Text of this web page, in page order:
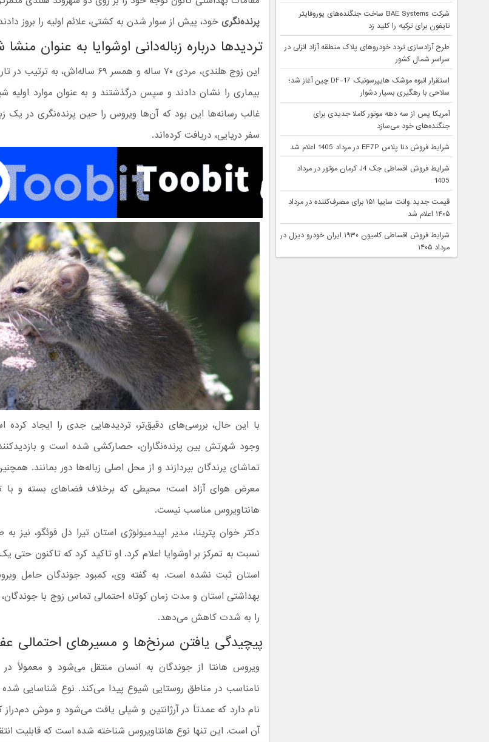
پرنده‌نگری خود، پیش از سوار شدن به کشتی، علائم اولیه را بروز
تردیدها درباره زباله‌دانی اوشوایا به عنوان
بیماری را نشان دادند و سپس درگذشتند و به عنوان موارد اولیه
غالب رسانه‌ها این بود که آن‌ها ویروس را حین پرنده‌نگری در یک
سفر دریایی، دریافت کرده‌اند.
با این حال، بررسی‌های دقیق‌تر، تردیدهایی جدی را ایجاد کرده
وجود شهرتش بین پرنده‌نگاران، حصارکشی شده است و
تماشای پرندگان بپردازند و از محل اصلی زباله‌ها دور بمانند.
معرض هوای آزاد است؛ محیطی که برخلاف فضاهای بسته و با
هانتاویروس مناسب نیست.
دکتر خوان پترینا، مدیر اپیدمیولوژی استان تیرا دل فوئگو، نیز
نسبت به تمرکز بر اوشوایا اعلام کرد. او تاکید کرد که تاکنون حتی
استان ثبت نشده است. به گفته وی، کمبود جوندگان حامل
بهداشتی استان و مدت زمان کوتاه احتمالی تماس زوج با جوندگان،
را به شدت کاهش می‌دهد.
پیچیدگی یافتن سرنخ‌ها و مسیرهای احتمالی
ویروس هانتا از جوندگان به انسان منتقل می‌شود و معمولاً
نامناسب در مناطق روستایی شیوع پیدا می‌کند. نوع شناسایی
نام دارد که عمدتاً در آرژانتین و شیلی یافت می‌شود و موش دم‌دراز
آن است. این تنها نوع هانتاویروس شناخته شده است که قابلیت
شرکت BAE Systems ساخت جنگنده‌های یوروفایتر
تایفون برای ترکیه را کلید زد
طرح آزادسازی تردد خودروهای پلاک منطقه آزاد انزلی در
سراسر شمال کشور
استقرار انبوه موشک هایپرسونیک DF-17 چین آغاز شد؛
سلاحی با رهگیری بسیار دشوار
آمریکا پس از سه دهه موتور کاملا جدیدی برای
جنگنده‌های خود می‌سازد
شرایط فروش دنا پلاس EF7P در مرداد 1405 اعلام شد
شرایط فروش اقساطی جک J4 کرمان موتور در مرداد
1405
قیمت جدید وانت سایپا ۱۵۱ برای مصرف‌کننده در مرداد
۱۴۰۵ اعلام شد
شرایط فروش اقساطی کامیون ۱۹۳۰ ایران خودرو دیزل در
مرداد ۱۴۰۵